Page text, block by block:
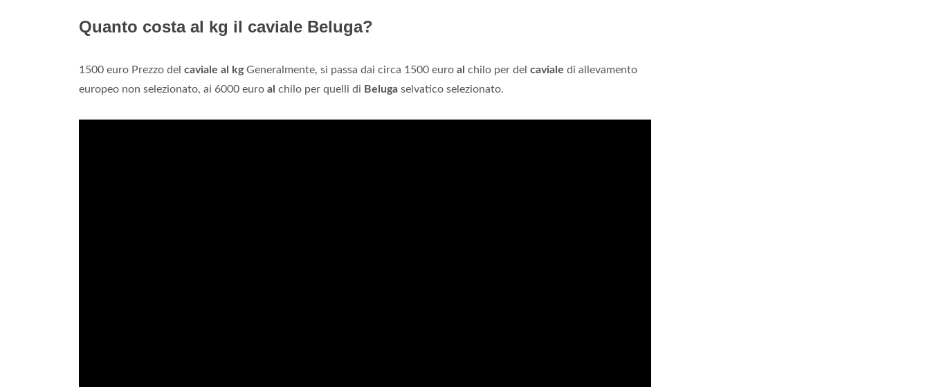
Quanto costa al kg il caviale Beluga?
1500 euro Prezzo del caviale al kgGeneralmente, si passa dai circa 1500 euro al chilo per del caviale di allevamento
europeo non selezionato, ai 6000 euro al chilo per quelli di Beluga selvatico selezionato.